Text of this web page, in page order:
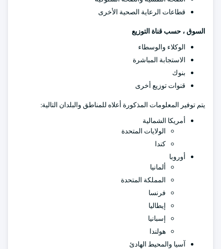
قطاعات الرعاية الصحية الأخرى
السوق ، حسب قناة التوزيع
الوكلاء والوسطاء
الاستجابة المباشرة
بنوك
قنوات توزيع أخرى
يتم توفير المعلومات المذكورة أعلاه للمناطق والبلدان التالية:
أمريكا الشمالية
الولايات المتحدة
كندا
أوروبا
ألمانيا
المملكة المتحدة
فرنسا
إيطاليا
إسبانيا
هولندا
آسيا والمحيط الهادئ